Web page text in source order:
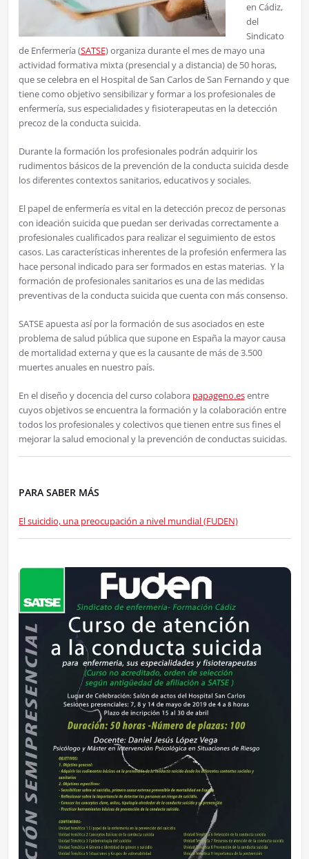
en Cádiz,
del
Sindicato
de Enfermería (SATSE) organiza durante el mes de mayo una
actividad formativa mixta (presencial y a distancia) de 50 horas,
que se celebra en el Hospital de San Carlos de San Fernando y que
tiene como objetivo sensibilizar y formar a los profesionales de
enfermería, sus especialidades y fisioterapeutas en la detección
precoz de la conducta suicida.
Durante la formación los profesionales podrán adquirir los
rudimentos básicos de la prevención de la conducta suicida desde
los diferentes contextos sanitarios, educativos y sociales.
El papel de enfermería es vital en la detección precoz de personas
con ideación suicida que puedan ser derivadas correctamente a
profesionales cualificados para realizar el seguimiento de estos
casos. Las características inherentes de la profesión enfermera las
hace personal indicado para ser formados en estas materias. Y la
formación de profesionales sanitarios es una de las medidas
preventivas de la conducta suicida que cuenta con más consenso.
SATSE apuesta así por la formación de sus asociados en este
problema de salud pública que supone en España la mayor causa
de mortalidad externa y que es la causante de más de 3.500
muertes anuales en nuestro país.
En el diseño y docencia del curso colabora papageno.esentre
cuyos objetivos se encuentra la formación y la colaboración entre
todos los profesionales y colectivos que tienen entre sus fines el
mejorar la salud emocional y la prevención de conductas suicidas.
PARA SABER MÁS
El suicidio, una preocupación a nivel mundial (FUDEN)